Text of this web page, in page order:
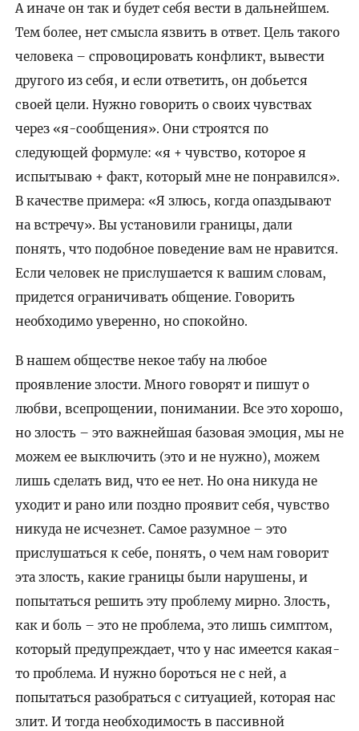
А иначе он так и будет себя вести в дальнейшем.
Тем более, нет смысла язвить в ответ. Цель такого
человека – спровоцировать конфликт, вывести
другого из себя, и если ответить, он добьется
своей цели. Нужно говорить о своих чувствах
через «я-сообщения». Они строятся по
следующей формуле: «я + чувство, которое я
испытываю + факт, который мне не понравился».
В качестве примера: «Я злюсь, когда опаздывают
на встречу». Вы установили границы, дали
понять, что подобное поведение вам не нравится.
Если человек не прислушается к вашим словам,
придется ограничивать общение. Говорить
необходимо уверенно, но спокойно.
В нашем обществе некое табу на любое
проявление злости. Много говорят и пишут о
любви, всепрощении, понимании. Все это хорошо,
но злость – это важнейшая базовая эмоция, мы не
можем ее выключить (это и не нужно), можем
лишь сделать вид, что ее нет. Но она никуда не
уходит и рано или поздно проявит себя, чувство
никуда не исчезнет. Самое разумное – это
прислушаться к себе, понять, о чем нам говорит
эта злость, какие границы были нарушены, и
попытаться решить эту проблему мирно. Злость,
как и боль – это не проблема, это лишь симптом,
который предупреждает, что у нас имеется какая-
то проблема. И нужно бороться не с ней, а
попытаться разобраться с ситуацией, которая нас
злит. И тогда необходимость в пассивной